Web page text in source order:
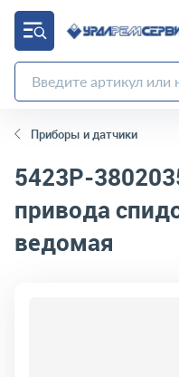
Приборы и датчики
5423Р-
привода
ведомая